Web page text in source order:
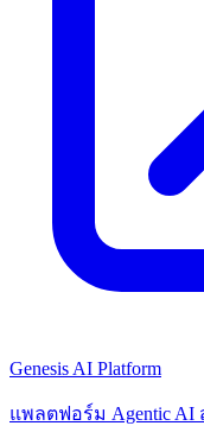
Genesis AI Platform
แพลตฟอร์ม Agentic AI